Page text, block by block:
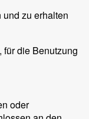
zu erhalten
die Benutzung
oder